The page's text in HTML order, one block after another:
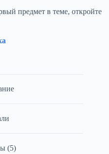
предмет в теме, откройте
(5)